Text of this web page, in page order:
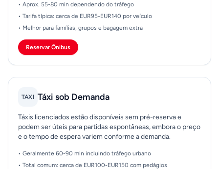
• Aprox. 55-80 min dependendo do tráfego
• Tarifa típica: cerca de EUR95-EUR140 por veículo
• Melhor para famílias, grupos e bagagem extra
Reservar Ônibus
TAXI Táxi sob Demanda
Táxis licenciados estão disponíveis sem pré-reserva e
podem ser úteis para partidas espontâneas, embora o preço
e o tempo de espera variem conforme a demanda.
• Geralmente 60-90 min incluindo tráfego urbano
• Total comum: cerca de EUR100-EUR150 com pedágios